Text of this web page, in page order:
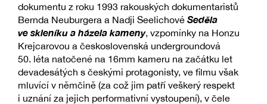
dokumentu z roku 1993 rakouských dokumentaristů
Bernda Neuburgera a Nadji Seelichové Seděla
ve skleníku a házela kameny, vzpomínky na Honzu
Krejcarovou a československá undergroundová
50. léta natočené na 16mm kameru na začátku let
devadesátých s českými protagonisty, ve filmu však
mluvící v němčině (za což jim patří veškerý respekt
i uznání za jejich performativní vystoupení), v čele